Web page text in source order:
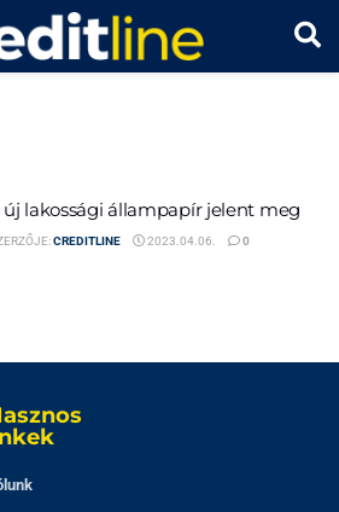
lakossági állampapír jelent meg
CREDITLINE 2023.04.06. 0